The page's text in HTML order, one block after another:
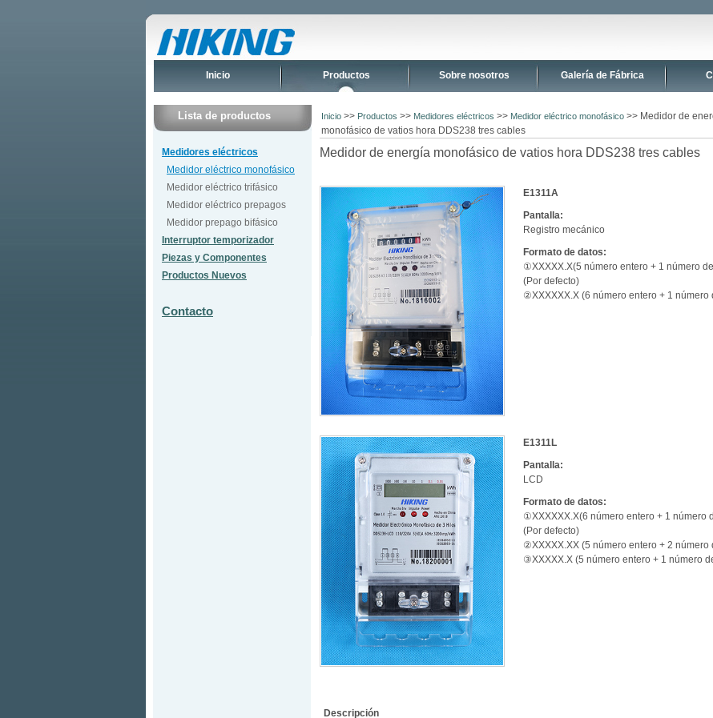
Inicio Productos Sobre nosotros Galería de Fábrica
Lista de productos
Medidores eléctricos
Medidor eléctrico monofásico
Medidor eléctrico trifásico
Medidor eléctrico prepagos
Medidor prepago bifásico
Interruptor temporizador
Piezas y Componentes
Productos Nuevos
Contacto
Inicio >> Productos >> Medidores eléctricos >> Medidor eléctrico monofásico >> Medidor de
monofásico de vatios hora DDS238 tres cables
Medidor de energía monofásico de vatios hora DDS238 tres cables
E1311A
Pantalla:
Registro mecánico
Formato de datos:
①XXXXX.X(5 número entero + 1 número
(Por defecto)
②XXXXXX.X (6 número entero + 1 número
E1311L
Pantalla:
LCD
Formato de datos:
①XXXXXX.X(6 número entero + 1 número
(Por defecto)
②XXXXX.XX (5 número entero + 2 número
③XXXXX.X (5 número entero + 1 número
Descripción